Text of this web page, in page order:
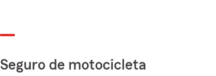
Seguro de motocicleta